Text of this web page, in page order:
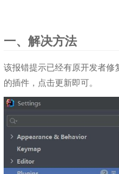
一、解决方法
该报错提示已经有原开发者修
的插件，点击更新即可。